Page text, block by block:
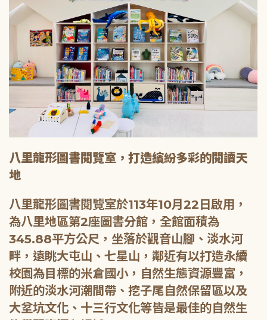
八里龍形圖書閱覽室，打造繽紛多彩的閱讀天
地
八里龍形圖書閱覽室於113年10月22日啟用，
為八里地區第2座圖書分館，全館面積為
345.88平方公尺，坐落於觀音山腳、淡水河
畔，遠眺大屯山、七星山，鄰近有以打造永續
校園為目標的米倉國小，自然生態資源豐富，
附近的淡水河潮間帶、挖子尾自然保留區以及
大坌坑文化、十三行文化等皆是最佳的自然生